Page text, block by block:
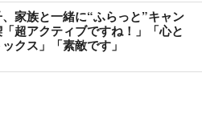
家族と一緒に“ふらっと”キャン
超アクティブですね！」「心と
クス」「素敵です」